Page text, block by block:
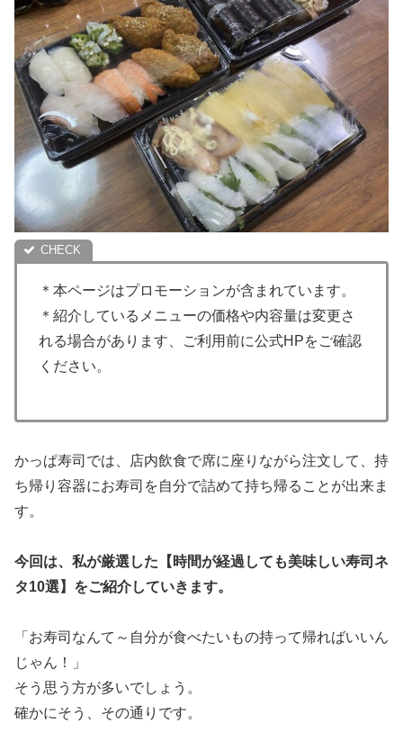
＊本ページはプロモーションが含まれています。
＊紹介しているメニューの価格や内容量は変更さ
れる場合があります、ご利用前に公式HPをご確認
ください。
かっぱ寿司では、店内飲食で席に座りながら注文して、持
ち帰り容器にお寿司を自分で詰めて持ち帰ることが出来ま
す。
今回は、私が厳選した【時間が経過しても美味しい寿司ネ
タ10選】をご紹介していきます。
「お寿司なんて～自分が食べたいもの持って帰ればいいん
じゃん！」
そう思う方が多いでしょう。
確かにそう、その通りです。